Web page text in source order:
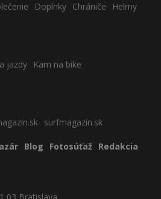
Doplnky Chrániče
Helmy
jazdy
Kam na bike
surfmagazin.sk
Blog Fotosúťaž Redakcia